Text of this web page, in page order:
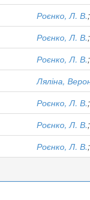
Роєнко, Л. В.
Роєнко, Л. В.;
Роєнко, Л. В.;
Ляліна,
Роєнко, Л. В.;
Роєнко, Л. В.;
Роєнко, Л. В.;